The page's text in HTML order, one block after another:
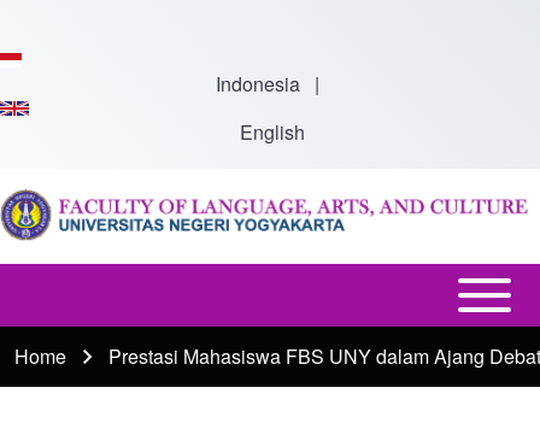
Indonesia |
English
Menu
Open or
Close
horizontal
Breadcrumb
Home Prestasi Mahasiswa FBS UNY dalam Ajang